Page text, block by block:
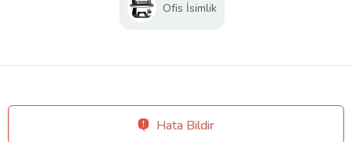
Ofis İsimlik
Hata Bildir